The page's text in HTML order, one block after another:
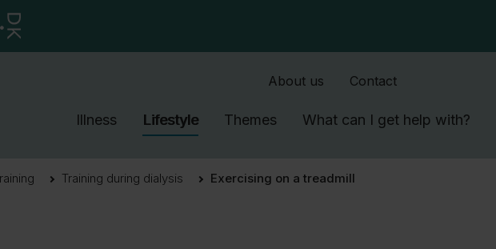
About us Contact
Illness Lifestyle Themes What can I get help with?
Training during dialysis Exercising on a treadmill